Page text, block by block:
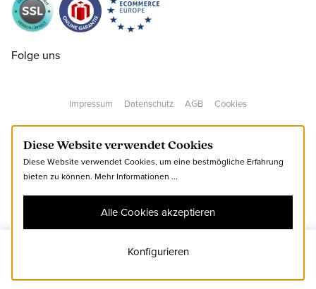
42.5 ( 8½ ) CHF 159.00
44 ( 9½ ) CHF 159.00
44.5 ( 10 ) CHF 159.00
nur noch wenige verfügbar
Zum Warenkorb hinzufügen
Folge uns
Impressum Datenschutz AGB Cookies
Diese Website verwendet Cookies
Diese Website verwendet Cookies, um eine bestmögliche Erfahrung
bieten zu können. Mehr Informationen ...
Konfigurieren
Alle Cookies akzeptieren